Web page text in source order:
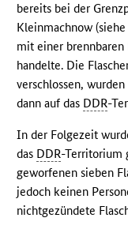
bereits bei der
Kleinmachnow
mit einer
handelte. Die
verschlossen,
dann auf das DDR-
In der Folgezeit
das DDR-Territorium
geworfenen sieben
jedoch keinen
nichtgezündete